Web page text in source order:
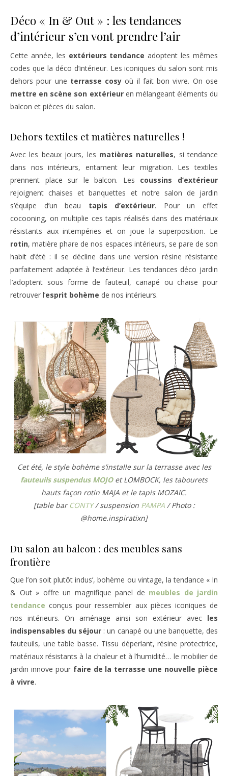
Déco « In & Out » : les tendances
d’intérieur s’en vont prendre l’air
Cette année, les extérieurs tendance adoptent les mêmes
codes que la déco d’intérieur. Les iconiques du salon sont mis
dehors pour une terrasse cosy où il fait bon vivre. On ose
mettre en scène son extérieuren mélangeant éléments du
balcon et pièces du salon.
Dehors textiles et matières naturelles !
Avec les beaux jours, les matières naturelles, si tendance
dans nos intérieurs, entament leur migration. Les textiles
prennent place sur le balcon. Les coussins d’extérieur
rejoignent chaises et banquettes et notre salon de jardin
s’équipe d’un beau tapis d’extérieur. Pour un effet
cocooning, on multiplie ces tapis réalisés dans des matériaux
résistants aux intempéries et on joue la superposition. Le
rotin, matière phare de nos espaces intérieurs, se pare de son
habit d’été : il se décline dans une version résine résistante
parfaitement adaptée à l’extérieur. Les tendances déco jardin
l’adoptent sous forme de fauteuil, canapé ou chaise pour
retrouver l’esprit bohème de nos intérieurs.
Cet été, le style bohème s’installe sur la terrasse avec les
fauteuils suspendus MOJOet LOMBOCK, les tabourets
hauts façon rotin MAJA et le tapis MOZAIC.
[table bar CONTY/ suspension PAMPA/ Photo :
@home.inspiratixn]
Du salon au balcon : des meubles sans
frontière
Que l’on soit plutôt indus’, bohème ou vintage, la tendance « In
& Out » offre un magnifique panel de meubles de jardin
tendance conçus pour ressembler aux pièces iconiques de
nos intérieurs. On aménage ainsi son extérieur avec les
indispensables du séjour : un canapé ou une banquette, des
fauteuils, une table basse. Tissu déperlant, résine protectrice,
matériaux résistants à la chaleur et à l’humidité… le mobilier de
jardin innove pour faire de la terrasse une nouvelle pièce
à vivre.